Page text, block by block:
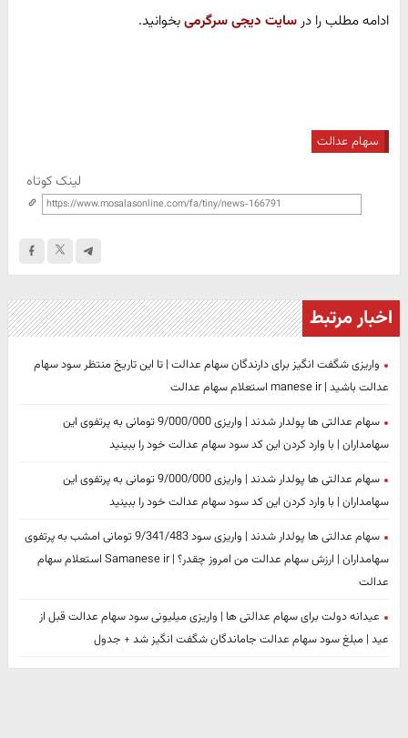
ادامه مطلب را درسایت دیجی سرگرمیبخوانید.
سهام عدالت
لینک کوتاه
اخبار مرتبط
واریزی شگفت انگیز برای دارندگان سهام عدالت | تا این تاریخ منتظر سود سهام
عدالت باشید | manese ir استعلام سهام عدالت
سهام عدالتی ها پولدار شدند | واریزی 9/000/000 تومانی به پرتفوی این
سهامداران | با وارد کردن این کد سود سهام عدالت خود را ببینید
سهام عدالتی ها پولدار شدند | واریزی 9/000/000 تومانی به پرتفوی این
سهامداران | با وارد کردن این کد سود سهام عدالت خود را ببینید
سهام عدالتی ها پولدار شدند | واریزی سود 9/341/483 تومانی امشب به پرتفوی
سهامداران | ارزش سهام عدالت من امروز چقدر؟ | Samanese ir استعلام سهام
عدالت
عیدانه دولت برای سهام عدالتی ها | واریزی میلیونی سود سهام عدالت قبل از
عید | مبلغ سود سهام عدالت جاماندگان شگفت انگیز شد + جدول